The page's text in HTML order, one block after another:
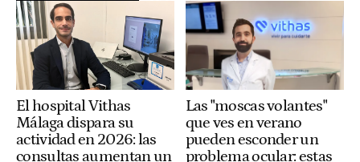
El hospital Vithas
Málaga dispara su
actividad en 2026: las
consultas aumentan un
Las "moscas volantes"
que ves en verano
pueden esconder un
problema ocular: estas